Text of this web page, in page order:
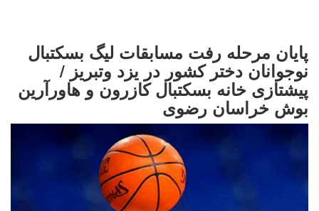
پایان مرحله رفت مسابقات لیگ بسکتبال
نوجوانان دختر کشور در یزد وتبریز /
پیشتازی خانه بسکتبال کازرون و هاورآرین
بوش خراسان رضوی